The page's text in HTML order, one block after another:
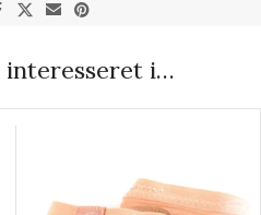
interesseret i…